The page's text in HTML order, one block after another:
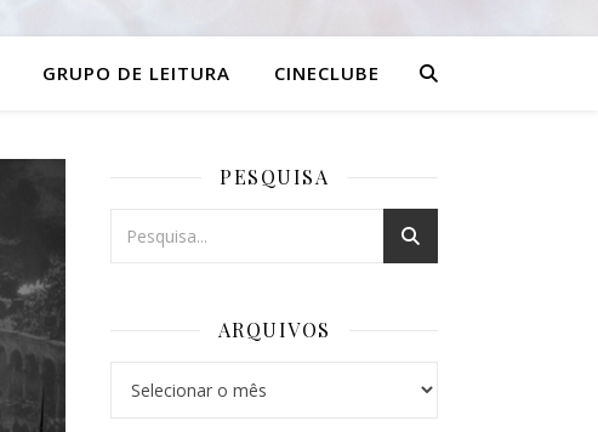
GRUPO DE LEITURA CINECLUBE
PESQUISA
ARQUIVOS